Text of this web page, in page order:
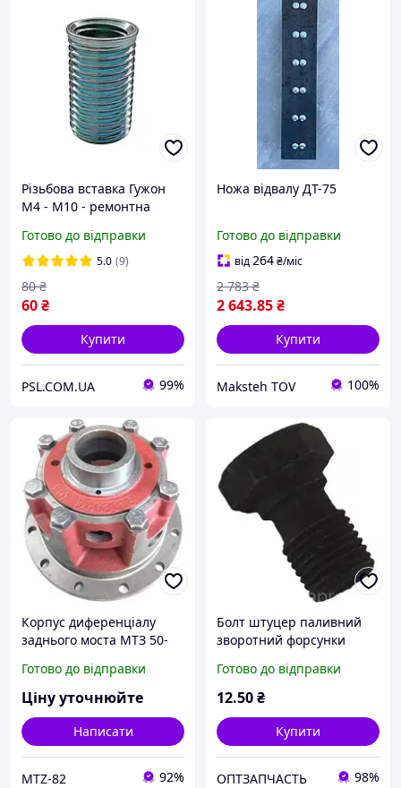
Різьбова вставка Гужон
M4 - М10 - ремонтна
Готово до відправки
5.0 (9)
60₴
80 ₴
Купити
PSL.COM.UA 99%
Ножа відвалу ДТ-75
Готово до відправки
від264₴/міс
2 643.85₴
2 783 ₴
Купити
Maksteh TOV 100%
Корпус диференціалу
заднього моста МТЗ 50-
Готово до відправки
Ціну уточнюйте
Написати
MTZ-82 92%
Болт штуцер паливний
зворотний форсунки
Готово до відправки
12.50₴
Купити
ОПТЗАПЧАСТЬ 98%